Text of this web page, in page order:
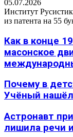
05.07.2026
Институт
из патента на 55
Как в конце
масонское
Почему в
Учёный нашёл
Астронавт
лишила речи